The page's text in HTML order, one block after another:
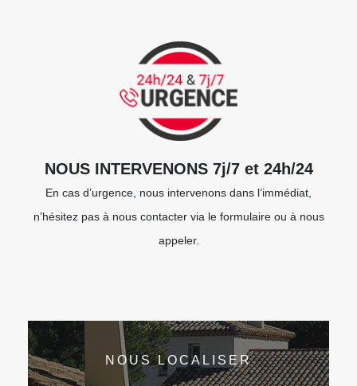
NOUS INTERVENONS 7j/7 et 24h/24
En cas d’urgence, nous intervenons dans l’immédiat,
n’hésitez pas à nous contacter via le formulaire ou à nous
appeler.
NOUS LOCALISER